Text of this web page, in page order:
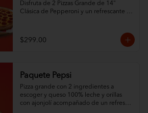
Disfruta de 2 Pizzas Grande de 14"
Clásica de Pepperoni y un refrescante
$299.00
Paquete Pepsi
Pizza grande con 2 ingredientes a
escoger y queso 100% leche y orillas
con ajonjolí acompañado de un refresco